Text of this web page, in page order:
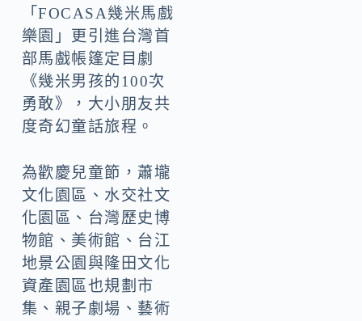
「FOCASA幾米馬戲
樂園」更引進台灣首
部馬戲帳篷定目劇
《幾米男孩的100次
勇敢》，大小朋友共
度奇幻童話旅程。
為歡慶兒童節，蕭壠
文化園區、水交社文
化園區、台灣歷史博
物館、美術館、台江
地景公園與隆田文化
資產園區也規劃市
集、親子劇場、藝術